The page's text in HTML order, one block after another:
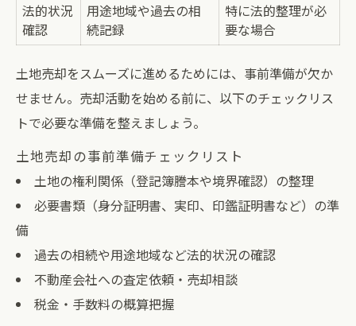
法的状況
確認
用途地域や過去の相
続記録
特に法的整理が必
要な場合
土地売却をスムーズに進めるためには、事前準備が欠か
せません。売却活動を始める前に、以下のチェックリス
トで必要な準備を整えましょう。
土地売却の事前準備チェックリスト
土地の権利関係（登記簿謄本や境界確認）の整理
必要書類（身分証明書、実印、印鑑証明書など）の準
備
過去の相続や用途地域など法的状況の確認
不動産会社への査定依頼・売却相談
税金・手数料の概算把握